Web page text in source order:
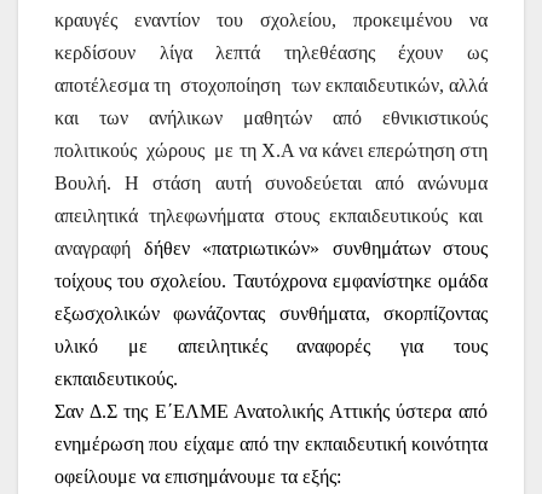
κραυγές εναντίον του σχολείου, προκειμένου να
κερδίσουν λίγα λεπτά τηλεθέασης έχουν ως
αποτέλεσμα τη στοχοποίηση των εκπαιδευτικών, αλλά
και των ανήλικων μαθητών από εθνικιστικούς
πολιτικούς χώρους με τη Χ.Α να κάνει επερώτηση στη
Βουλή. Η στάση αυτή συνοδεύεται από ανώνυμα
απειλητικά τηλεφωνήματα στους εκπαιδευτικούς και
αναγραφή δήθεν «πατριωτικών» συνθημάτων στους
τοίχους του σχολείου. Ταυτόχρονα εμφανίστηκε ομάδα
εξωσχολικών φωνάζοντας συνθήματα, σκορπίζοντας
υλικό με απειλητικές αναφορές για τους
εκπαιδευτικούς.
Σαν Δ.Σ της Ε΄ΕΛΜΕ Ανατολικής Αττικής ύστερα από
ενημέρωση που είχαμε από την εκπαιδευτική κοινότητα
οφείλουμε να επισημάνουμε τα εξής: